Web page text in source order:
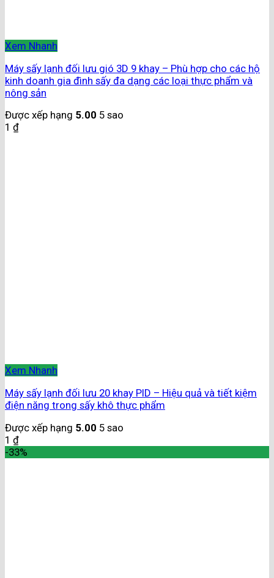
Xem Nhanh
Máy sấy lạnh đối lưu gió 3D 9 khay – Phù hợp cho các hộ
kinh doanh gia đình sấy đa dạng các loại thực phẩm và
nông sản
Được xếp hạng 5.00 5 sao
1 ₫
Xem Nhanh
Máy sấy lạnh đối lưu 20 khay PID – Hiệu quả và tiết kiệm
điện năng trong sấy khô thực phẩm
Được xếp hạng 5.00 5 sao
1 ₫
-33%